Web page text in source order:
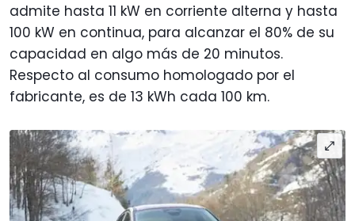
admite hasta 11 kW en corriente alterna y hasta
100 kW en continua, para alcanzar el 80% de su
capacidad en algo más de 20 minutos.
Respecto al consumo homologado por el
fabricante, es de 13 kWh cada 100 km.